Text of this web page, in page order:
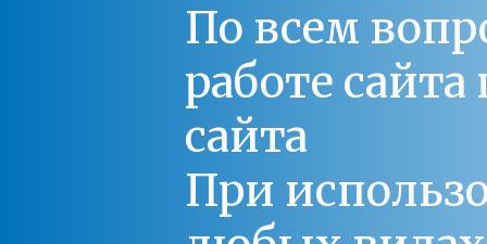
По всем
работе
сайта
При